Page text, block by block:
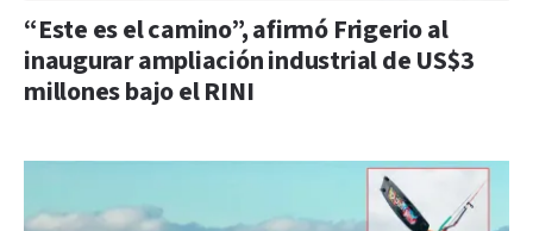
“Este es el camino”, afirmó Frigerio al
inaugurar ampliación industrial de US$3
millones bajo el RINI